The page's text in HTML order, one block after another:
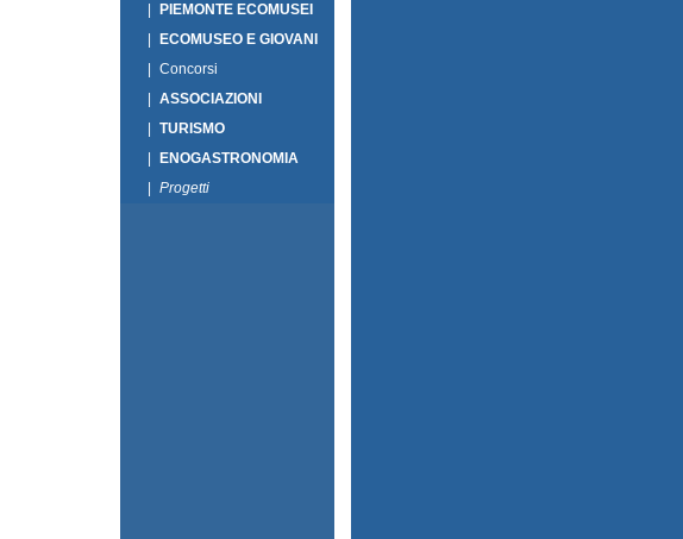
PIEMONTE ECOMUSEI
ECOMUSEO E GIOVANI
Concorsi
ASSOCIAZIONI
TURISMO
ENOGASTRONOMIA
Progetti